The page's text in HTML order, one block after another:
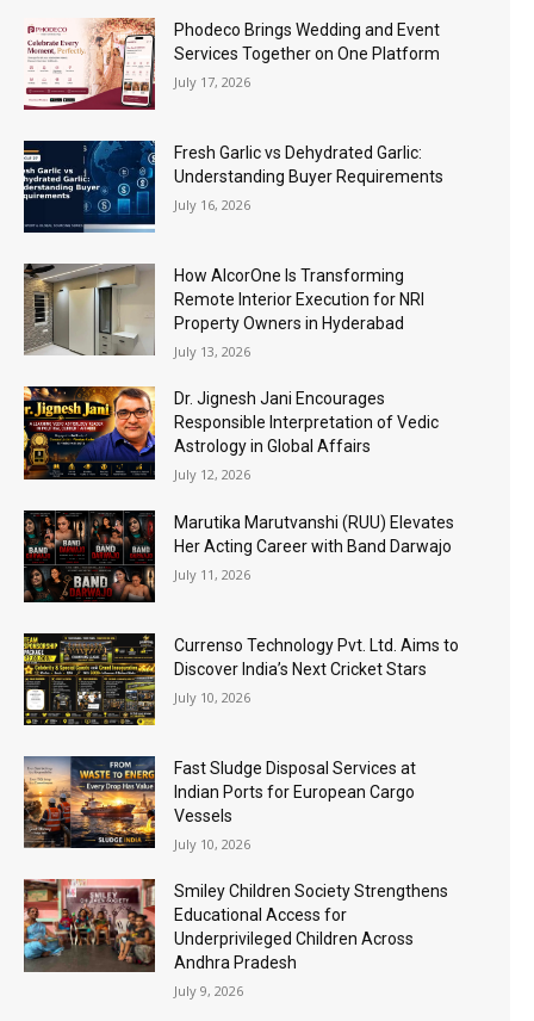
Phodeco Brings Wedding and Event
Services Together on One Platform
July 17, 2026
Fresh Garlic vs Dehydrated Garlic:
Understanding Buyer Requirements
July 16, 2026
How AlcorOne Is Transforming
Remote Interior Execution for NRI
Property Owners in Hyderabad
July 13, 2026
Dr. Jignesh Jani Encourages
Responsible Interpretation of Vedic
Astrology in Global Affairs
July 12, 2026
Marutika Marutvanshi (RUU) Elevates
Her Acting Career with Band Darwajo
July 11, 2026
Currenso Technology Pvt. Ltd. Aims to
Discover India’s Next Cricket Stars
July 10, 2026
Fast Sludge Disposal Services at
Indian Ports for European Cargo
Vessels
July 10, 2026
Smiley Children Society Strengthens
Educational Access for
Underprivileged Children Across
Andhra Pradesh
July 9, 2026